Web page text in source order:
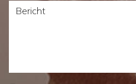
Bericht